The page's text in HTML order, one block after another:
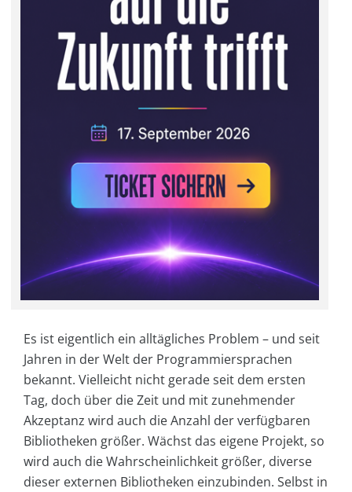
Es ist eigentlich ein alltägliches Problem – und seit
Jahren in der Welt der Programmiersprachen
bekannt. Vielleicht nicht gerade seit dem ersten
Tag, doch über die Zeit und mit zunehmender
Akzeptanz wird auch die Anzahl der verfügbaren
Bibliotheken größer. Wächst das eigene Projekt, so
wird auch die Wahrscheinlichkeit größer, diverse
dieser externen Bibliotheken einzubinden. Selbst in